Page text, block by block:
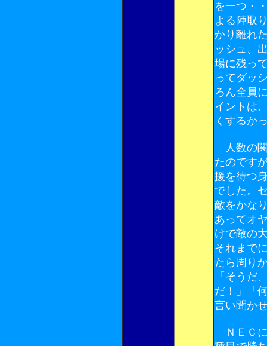
を一つ・
よる陣取
かり離れ
ッシュ、
場に残っ
ってダッ
ろん全員
イントは
くするか
人数の関
たのです
援を待つ
でした。
敵をかな
あってオ
けで敵の
それまで
たら周り
「そうだ
だ！」「
言い聞か
ＮＥＣに